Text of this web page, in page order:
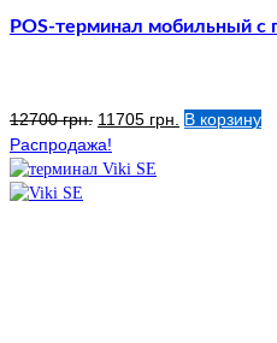
POS-терминал мобильный с
12700грн. Первоначальная
цена
составляла
11705 грн.
Текущая
В корзину
Распродажа!